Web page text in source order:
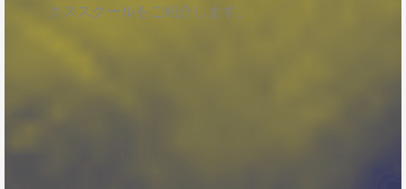
クススクールをご紹介します。